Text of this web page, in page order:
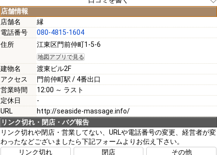
[必須]
[必須]
[必須]
注意事項
店舗情報
店舗名
縁
電話番号
080-4815-1604
住所
江東区門前仲町1-5-6
地図アプリで見る
建物名
渡東ビル2F
アクセス
門前仲町駅 / 4番出口
営業時間
12:00 ～ ラスト
定休日
-
URL
http://seaside-massage.info/
リンク切れ・閉店・バグ報告
リンク切れや閉店・営業してない、URLや電話番号の変更、経営者が変
わったなどございましたら下記フォームよりお伝え下さい。
リンク切れ
閉店 その他